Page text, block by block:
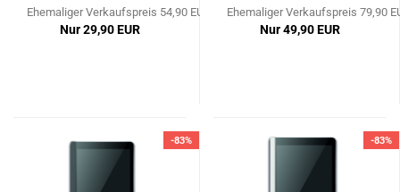
Ehemaliger Verkaufspreis 54,90 EUR
Nur 29,90 EUR
Ehemaliger Verkaufspreis 79,90
Nur 49,90 EUR
-83% -83%